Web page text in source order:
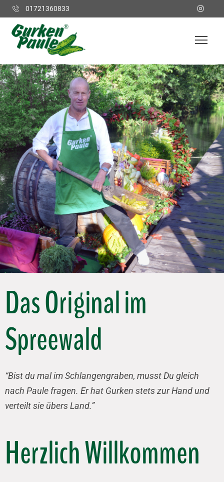
01721360833
Das Original im
Spreewald
“Bist du mal im Schlangengraben, musst Du gleich
nach Paule fragen. Er hat Gurken stets zur Hand und
verteilt sie übers Land.”
Herzlich Willkommen